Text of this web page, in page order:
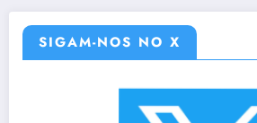
SIGAM-NOS NO X